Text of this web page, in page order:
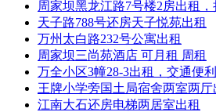
周家坝黑龙江路7号楼2房出租
天子路788号还房天子悦苑出租
万州太白路232号公寓出租
周家坝三尚苑酒店 可月租 周租
万全小区3幢28-3出租，交通便
王牌小学旁国土局宿舍两室两厅
江南大石还房电梯两居室出租